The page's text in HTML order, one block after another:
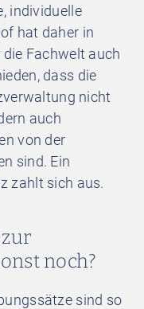
individuelle
hat daher in
Fachwelt auch
dass die
nicht
auch
von der
sind. Ein
zahlt sich aus.
noch?
sind so